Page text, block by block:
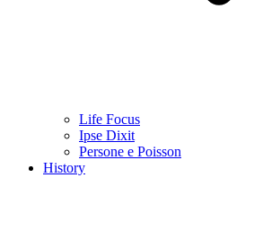
Life Focus
Ipse Dixit
Persone e Poisson
History